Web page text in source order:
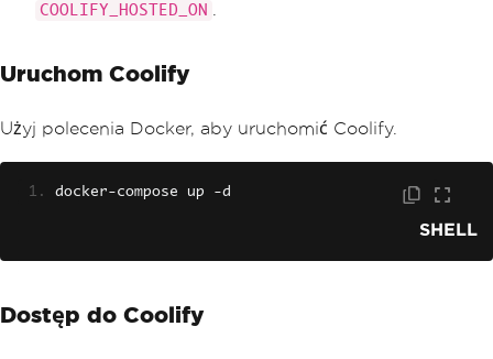
COOLIFY_HOSTED_ON
Uruchom Coolify
Użyj polecenia Docker, aby uruchomić Coolify.
docker-compose up -d
SHELL
Dostęp do Coolify